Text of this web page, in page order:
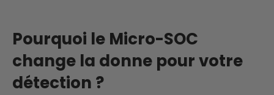
Pourquoi le Micro-SOC
change la donne pour votre
détection ?